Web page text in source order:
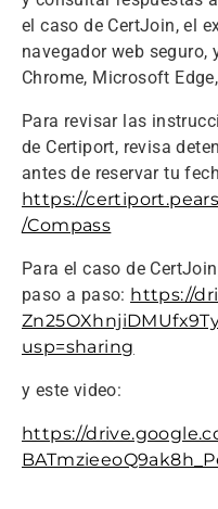
el caso de CertJoin, el
navegador web seguro,
Chrome, Microsoft
Para revisar las
de Certiport, revisa
antes de reservar tu
https://
/Compass
Para el caso de
paso a paso: https://
usp=sharing
y este video:
https://